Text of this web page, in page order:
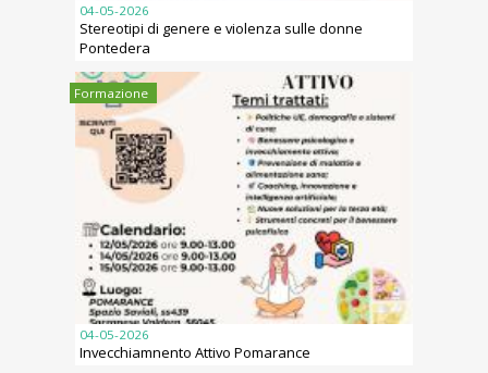
04-05-2026
Stereotipi di genere e violenza sulle donne
Pontedera
Formazione
04-05-2026
Invecchiamnento Attivo Pomarance